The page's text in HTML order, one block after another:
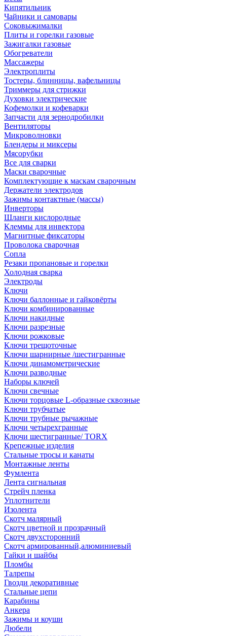
Кипятильник
Чайники и самовары
Соковыжималки
Плиты и горелки газовые
Зажигалки газовые
Обогреватели
Массажеры
Электроплиты
Тостеры, блинницы, вафельницы
Триммеры для стрижки
Духовки электрические
Кофемолки и кофеварки
Запчасти для зернодробилки
Вентиляторы
Микроволновки
Блендеры и миксеры
Мясорубки
Все для сварки
Маски сварочные
Комплектующие к маскам сварочным
Держатели электродов
Зажимы контактные (массы)
Инверторы
Шланги кислородные
Клеммы для инвектора
Магнитные фиксаторы
Проволока сварочная
Сопла
Резаки пропановые и горелки
Холодная сварка
Электроды
Ключи
Ключи баллонные и гайковёрты
Ключи комбинированные
Ключи накидные
Ключи разрезные
Ключи рожковые
Ключи трещоточные
Ключи шарнирные /шестигранные
Ключи динамометрические
Ключи разводные
Наборы ключей
Ключи свечные
Ключи торцовые L-образные сквозные
Ключи трубчатые
Ключи трубные рычажные
Ключи четырехгранные
Ключи шестигранные/ TORX
Крепежные изделия
Стальные тросы и канаты
Монтажные ленты
Фумлента
Лента сигнальная
Стрейч пленка
Уплотнители
Изолента
Скотч малярный
Скотч цветной и прозрачный
Скотч двухсторонний
Скотч армированный,алюминиевый
Гайки и шайбы
Пломбы
Талрепы
Гвозди декоративные
Стальные цепи
Карабины
Анкера
Зажимы и коуши
Дюбели